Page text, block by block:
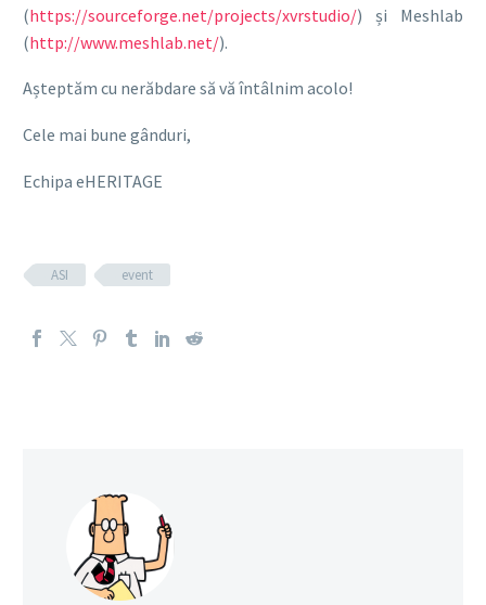
(https://sourceforge.net/projects/xvrstudio/) și Meshlab
(http://www.meshlab.net/).
Așteptăm cu nerăbdare să vă întâlnim acolo!
Cele mai bune gânduri,
Echipa eHERITAGE
ASI event